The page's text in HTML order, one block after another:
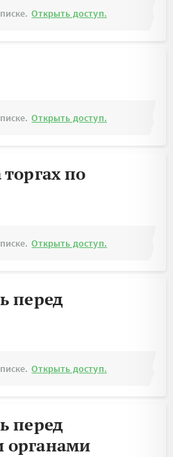
Открыть доступ.
Открыть доступ.
по
Открыть доступ.
перед
Открыть доступ.
перед